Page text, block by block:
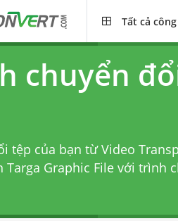
Tất cả
chuyển
tệp của bạn từ Video
Targa Graphic File với trình